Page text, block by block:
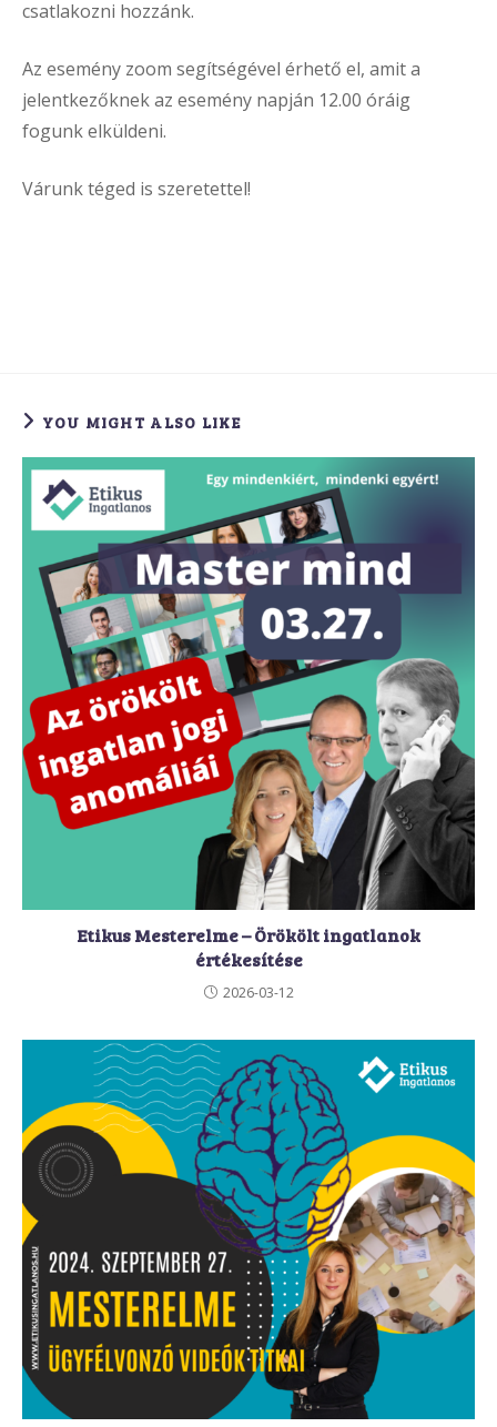
csatlakozni hozzánk.
Az esemény zoom segítségével érhető el, amit a
jelentkezőknek az esemény napján 12.00 óráig
fogunk elküldeni.
Várunk téged is szeretettel!
YOU MIGHT ALSO LIKE
Etikus Mesterelme – Örökölt ingatlanok
értékesítése
2026-03-12